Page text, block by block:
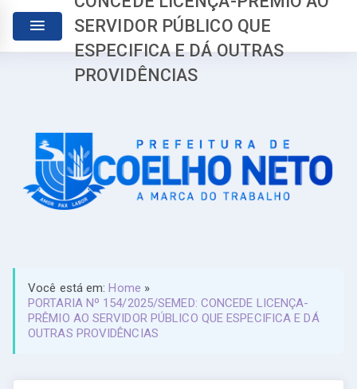
SERVIDOR PÚBLICO QUE
ESPECIFICA E DÁ OUTRAS
PROVIDÊNCIAS
Você está em:Home »
PORTARIA Nº 154/2025/SEMED: CONCEDE LICENÇA-
PRÊMIO AO SERVIDOR PÚBLICO QUE ESPECIFICA E DÁ
OUTRAS PROVIDÊNCIAS